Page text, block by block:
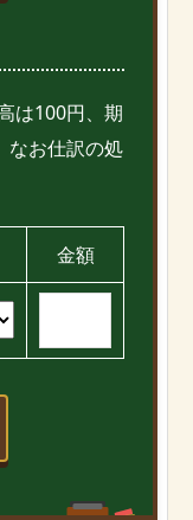
は100円、期
なお仕訳の処
金額